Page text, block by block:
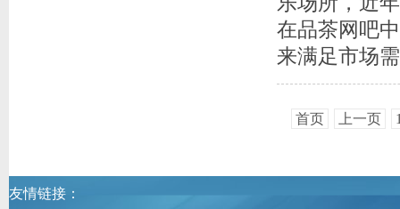
在品茶网吧
来满足市场
首页 上一页
友情链接：